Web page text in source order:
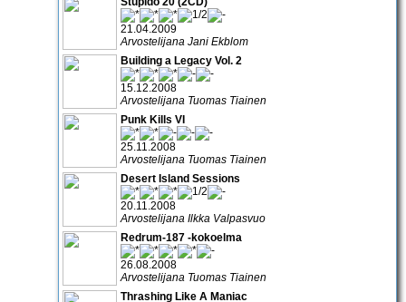
21.04.2009
Arvostelijana Jani Ekblom
Building a Legacy Vol. 2
15.12.2008
Arvostelijana Tuomas Tiainen
Punk Kills VI
25.11.2008
Arvostelijana Tuomas Tiainen
Desert Island Sessions
20.11.2008
Arvostelijana Ilkka Valpasvuo
Redrum-187 -kokoelma
26.08.2008
Arvostelijana Tuomas Tiainen
Thrashing Like A Maniac